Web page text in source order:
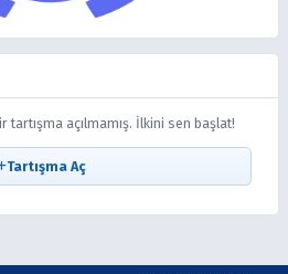
tartışma açılmamış. İlkini sen başlat!
Tartışma Aç